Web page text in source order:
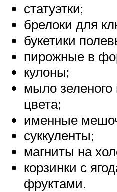
статуэтки;
брелоки для
букетики
пирожные в
кулоны;
мыло зеленого
цвета;
именные
суккуленты;
магниты на
корзинки с
фруктами.